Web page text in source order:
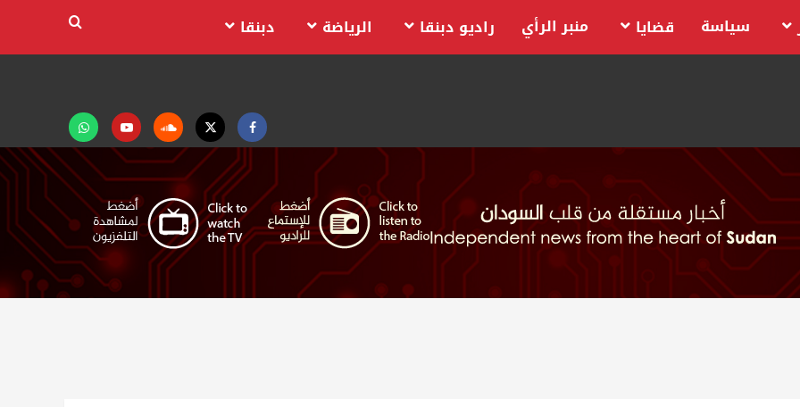
Facebook
Twitter
Soundcloud
Youtubeتابعنا
على
واتساب
سياسة قضايا منبر الرأي راديو دبنقا الرياضة دبنقا